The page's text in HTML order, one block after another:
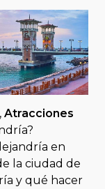
Atracciones
en
la ciudad de
y qué hacer